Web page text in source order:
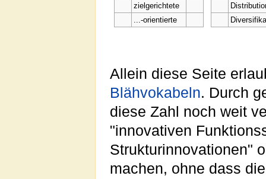
zielgerichtete
...-orientierte
Allein diese Seite
Blähvokabeln. Durch
diese Zahl noch weit
"innovativen
Strukturinnovationen"
machen, ohne dass